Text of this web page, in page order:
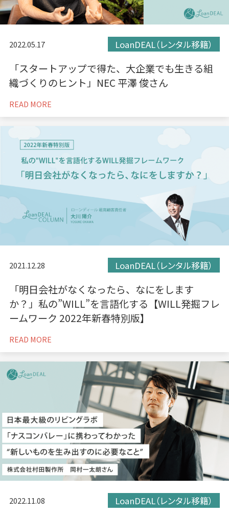
2022.05.17 LoanDEAL（レンタル移籍）
「スタートアップで得た、大企業でも生きる組
織づくりのヒント」NEC 平澤 俊さん
READ MORE
2021.12.28 LoanDEAL（レンタル移籍）
「明日会社がなくなったら、なにをします
か？」私の”WILL”を言語化する【WILL発掘フレ
ームワーク 2022年新春特別版】
READ MORE
2022.11.08 LoanDEAL（レンタル移籍）